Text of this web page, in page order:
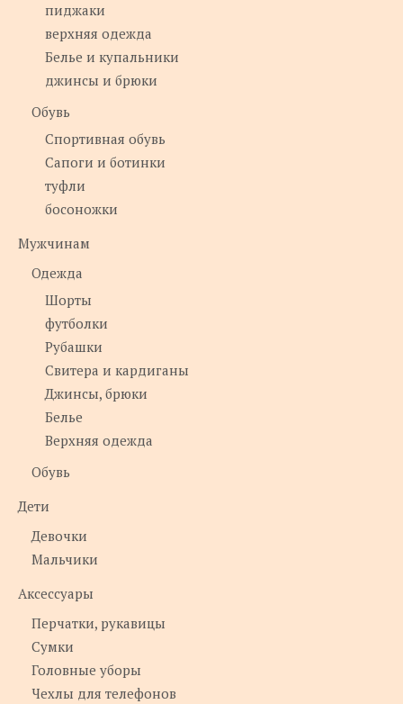
пиджаки
верхняя одежда
Белье и купальники
джинсы и брюки
Обувь
Спортивная обувь
Сапоги и ботинки
туфли
босоножки
Мужчинам
Одежда
Шорты
футболки
Рубашки
Свитера и кардиганы
Джинсы, брюки
Белье
Верхняя одежда
Обувь
Дети
Девочки
Мальчики
Аксессуары
Перчатки, рукавицы
Сумки
Головные уборы
Чехлы для телефонов